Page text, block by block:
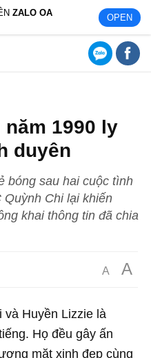
ZALO OA OPEN
1990 ly
duyên
bóng sau hai cuộc tình
Quỳnh Chi lại khiến
khai thông tin đã chia
A A
và Huyền Lizzie là
Họ đều gây ấn
mặt xinh đẹp cùng